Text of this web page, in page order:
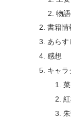
物
書籍情
あらす
感想
キャラ